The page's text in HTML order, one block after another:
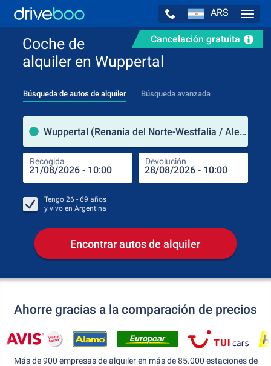
ARS
Cancelación gratuita
Coche de
alquiler en Wuppertal
Búsqueda de autos de alquiler Búsqueda avanzada
Wuppertal (Renania del Norte-Westfalia / Alemania)
Recogida Devolución
Tengo 26 - 69 años
y vivo en Argentina
Encontrar autos de alquiler
Ahorre gracias a la comparación de precios
Más de 900 empresas de alquiler en más de 85.000 estaciones de